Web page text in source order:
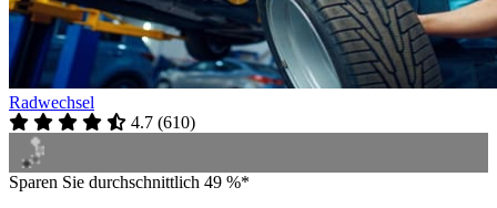
Radwechsel
4.7 (610)
Sparen Sie durchschnittlich 49 %*